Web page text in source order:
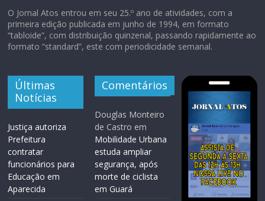
O Jornal Atos entrou em seu 25.º ano de atividades, com a
primeira edição publicada em junho de 1994, em formato
“tabloide”, com distribuição quinzenal, passando rapidamente ao
formato “standard”, este com periodicidade semanal.
Últimas
Notícias
Justiça autoriza
Prefeitura
contratar
funcionários para
Educação em
Aparecida
Comentários
Douglas Monteiro
de Castro em
Mobilidade Urbana
estuda ampliar
segurança, após
morte de ciclista
em Guará